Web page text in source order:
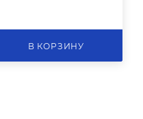
В КОРЗИНУ